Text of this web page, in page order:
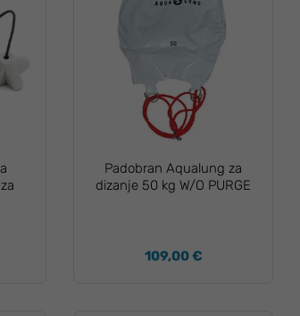
Padobran Aqualung za
dizanje 50 kg W/O PURGE
109,00 €